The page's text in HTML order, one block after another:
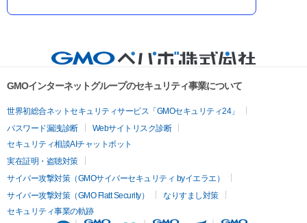
GMOインターネットグループのセキュリティ事業について
世界初総合ネットセキュリティサービス「GMOセキュリティ24」
パスワード漏洩診断
Webサイトリスク診断
セキュリティ相談AIチャットボット
実在証明・盗聴対策
サイバー攻撃対策（GMOサイバーセキュリティ byイエラエ）
サイバー攻撃対策（GMO Flatt Security）
なりすまし対策
セキュリティ事業の軌跡